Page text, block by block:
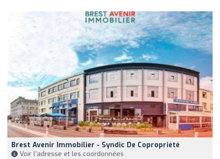
Brest Avenir Immobilier - Syndic De Copropriété
Voir l'adresse et les coordonnées